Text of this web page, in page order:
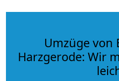
Umzüge von
Harzgerode: Wir